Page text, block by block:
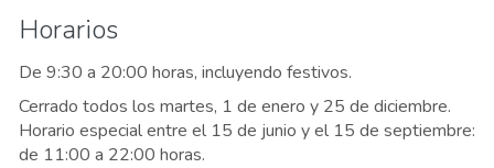
Horarios
De 9:30 a 20:00 horas, incluyendo festivos.
Cerrado todos los martes, 1 de enero y 25 de diciembre.
Horario especial entre el 15 de junio y el 15 de septiembre:
de 11:00 a 22:00 horas.